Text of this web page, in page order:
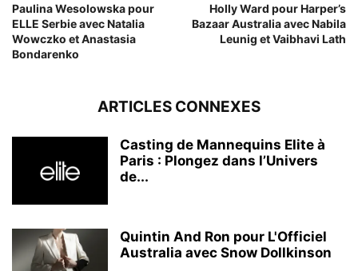
Paulina Wesolowska pour
ELLE Serbie avec Natalia
Wowczko et Anastasia
Bondarenko
Holly Ward pour Harper’s
Bazaar Australia avec Nabila
Leunig et Vaibhavi Lath
ARTICLES CONNEXES
Casting de Mannequins Elite à
Paris : Plongez dans l’Univers
de...
Quintin And Ron pour L'Officiel
Australia avec Snow Dollkinson